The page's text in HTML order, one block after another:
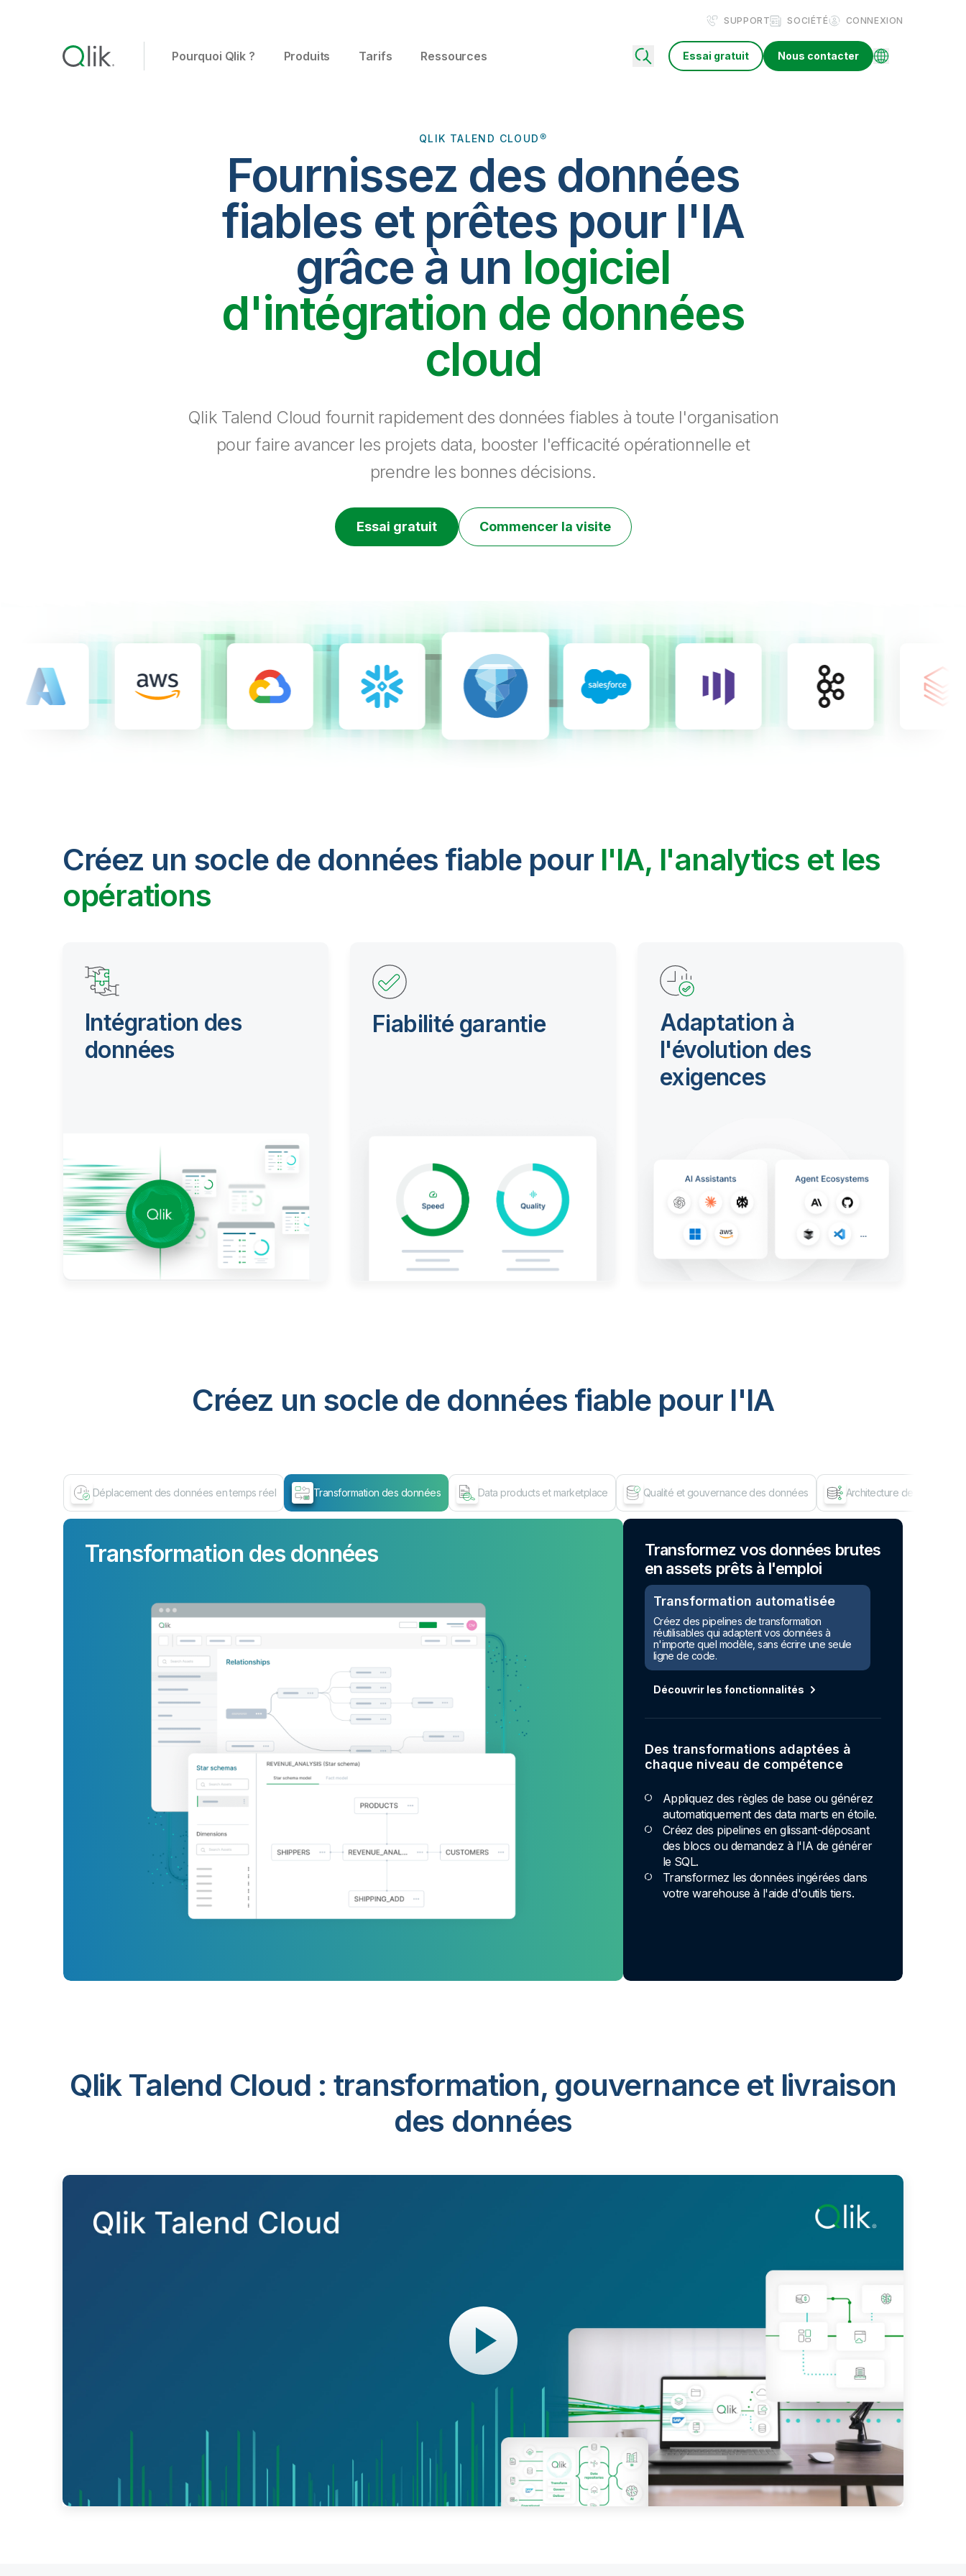
SUPPORT SOCIÉTÉ CONNEXION
Pourquoi Qlik ? Produits Tarifs Ressources Essai gratuit Nous contacter
QLIK TALEND CLOUD®
Fournissez des données
fiables et prêtes pour l'IA
grâce à un logiciel
d'intégration de données
cloud
Qlik Talend Cloud fournit rapidement des données fiables à toute l'organisation
pour faire avancer les projets data, booster l'efficacité opérationnelle et
prendre les bonnes décisions.
Essai gratuit Commencer la visite
Créez un socle de données fiable pour l'IA, l'analytics et les
opérations
Intégration des
données
Fiabilité garantie
Adaptation à
l'évolution des
exigences
Créez un socle de données fiable pour I'IA
Déplacement des données en temps réel Transformation des données Data products et marketplace Qualité et gouvernance des données Architecture de données
Transformation des données
Transformez vos données brutes
en assets prêts à l'emploi
Transformation automatisée
Créez des pipelines de transformation
réutilisables qui adaptent vos données à
n'importe quel modèle, sans écrire une seule
ligne de code.
Découvrir les fonctionnalités
Des transformations adaptées à
chaque niveau de compétence
Appliquez des règles de base ou générez
automatiquement des data marts en étoile.
Créez des pipelines en glissant-déposant
des blocs ou demandez à l'IA de générer
le SQL.
Transformez les données ingérées dans
votre warehouse à l'aide d'outils tiers.
Qlik Talend Cloud : transformation, gouvernance et livraison
des données